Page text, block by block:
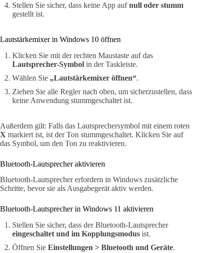
Stellen Sie sicher, dass keine App aufnull oder stumm
gestellt ist.
Lautstärkemixer in Windows 10 öffnen
Klicken Sie mit der rechten Maustaste auf das
Lautsprecher-Symbol in der Taskleiste.
Wählen Sie „Lautstärkemixer öffnen“.
Ziehen Sie alle Regler nach oben, um sicherzustellen, dass
keine Anwendung stummgeschaltet ist.
Außerdem gilt: Falls das Lautsprechersymbol mit einem roten
X markiert ist, ist der Ton stummgeschaltet. Klicken Sie auf
das Symbol, um den Ton zu reaktivieren.
Bluetooth-Lautsprecher aktivieren
Bluetooth-Lautsprecher erfordern in Windows zusätzliche
Schritte, bevor sie als Ausgabegerät aktiv werden.
Bluetooth-Lautsprecher in Windows 11 aktivieren
Stellen Sie sicher, dass der Bluetooth-Lautsprecher
eingeschaltet und im Kopplungsmodus ist.
Öffnen Sie Einstellungen > Bluetooth und Geräte.